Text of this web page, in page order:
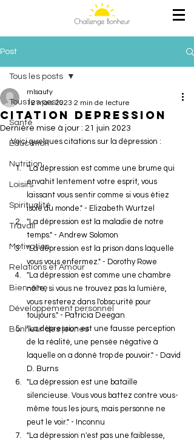
Post
Tous les posts
Santé
Education
Nutrition
Loisirs
Spiritualité
Travail
Motivation
Relations et Amour
Bien-être
Développement personnel
Bonheur des jeunes
Tous les posts
Citation depression
mlsauty
12 mars 2023 2 min de lecture
Dernière mise à jour : 21 juin 2023
Voici quelques citations sur la dépression :
"La dépression est comme une brume qui
envahit lentement votre esprit, vous
laissant vous sentir comme si vous étiez
isolé du monde." - Elizabeth Wurtzel
"La dépression est la maladie de notre
temps." - Andrew Solomon
"La dépression est la prison dans laquelle
vous vous enfermez." - Dorothy Rowe
"La dépression est comme une chambre
noire, si vous ne trouvez pas la lumière,
vous resterez dans l'obscurité pour
toujours." - Patricia Deegan
"La dépression est une fausse perception
de la réalité, une pensée négative à
laquelle on a donné trop de pouvoir." - David
D. Burns
"La dépression est une bataille
silencieuse. Vous vous battez contre vous-
même tous les jours, mais personne ne
peut le voir." - Inconnu
"La dépression n'est pas une faiblesse,